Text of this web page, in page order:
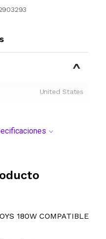
United States
180W COMPATIBLE